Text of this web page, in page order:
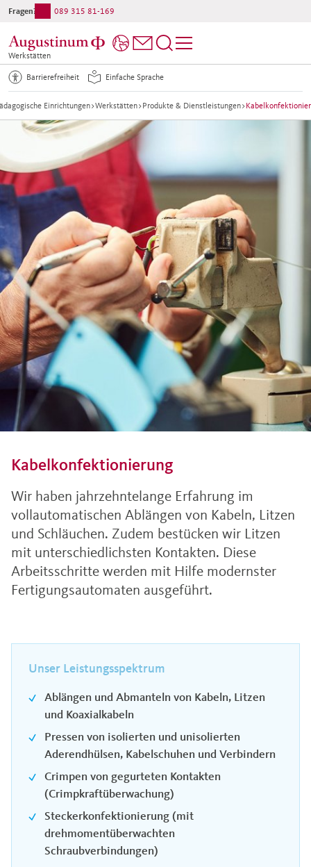
Werkstätten
Fragen? 089 315 81-169
Einrichtungen>Werkstätten> Produkte & Dienstleistungen>
Barrierefreiheit Einfache Sprache
Kabelkonfektionierung
Wir haben jahrzehntelange Erfahrung im
vollautomatischen Ablängen von Kabeln, Litzen
und Schläuchen. Zudem bestücken wir Litzen
mit unterschiedlichsten Kontakten. Diese
Arbeitsschritte werden mit Hilfe modernster
Fertigungsautomaten ausgeführt.
Unser Leistungsspektrum
Ablängen und Abmanteln von Kabeln, Litzen
und Koaxialkabeln
Pressen von isolierten und unisolierten
Aderendhülsen, Kabelschuhen und Verbindern
Crimpen von gegurteten Kontakten
(Crimpkraftüberwachung)
Steckerkonfektionierung (mit
drehmomentüberwachten
Schraubverbindungen)